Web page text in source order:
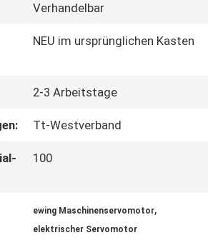
Verhandelbar
NEU im ursprünglichen Kasten
2-3 Arbeitstage
Tt-Westverband
100
ewing Maschinenservomotor,
elektrischer Servomotor